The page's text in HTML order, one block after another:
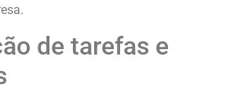
de tarefas e